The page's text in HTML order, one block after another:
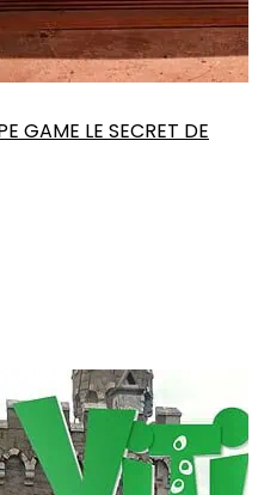
GAME LE SECRET DE